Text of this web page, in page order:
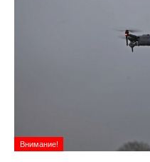
Внимание!